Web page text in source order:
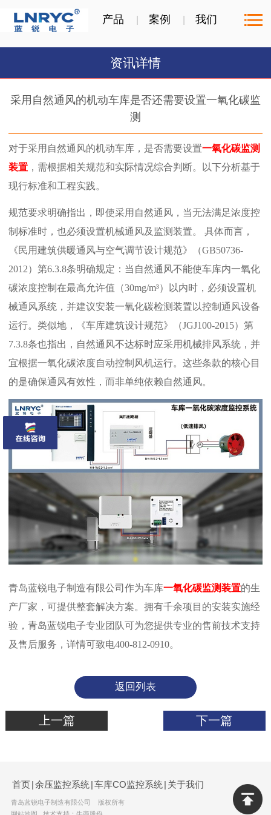
产品 案例 我们
资讯详情
采用自然通风的机动车库是否还需要设置一氧化碳监
测
对于采用自然通风的机动车库，是否需要设置一氧化碳监测
装置 ，需根据相关规范和实际情况综合判断。以下分析基于
现行标准和工程实践。
‌规范要求明确指出，即使采用自然通风，当无法满足浓度控
制标准时，也必须设置机械通风及监测装置。‌ 具体而言，
《民用建筑供暖通风与空气调节设计规范》（GB50736-
2012）第6.3.8条明确规定：‌当自然通风不能使车库内一氧化
碳浓度控制在最高允许值（30mg/m³）以内时，必须设置机
械通风系统‌，并建议安装一氧化碳检测装置以控制通风设备
运行‌。类似地，《车库建筑设计规范》（JGJ100-2015）第
7.3.8条也指出，‌自然通风不达标时应采用机械排风系统‌，并
宜根据一氧化碳浓度自动控制风机运行‌。这些条款的核心目
的是确保通风有效性，而非单纯依赖自然通风。
青岛蓝锐电子制造有限公司作为车库一氧化碳监测装置的生
产厂家，可提供整套解决方案。拥有千余项目的安装实施经
验，青岛蓝锐电子专业团队可为您提供专业的售前技术支持
及售后服务，详情可致电400-812-0910。
返回列表
上一篇 下一篇
首页|余压监控系统|车库CO监控系统| 关于我们
青岛蓝锐电子制造有限公司 版权所有